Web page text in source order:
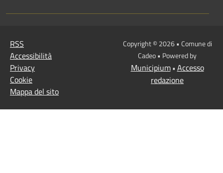
RSS
Accessibilità
Privacy
Cookie
Mappa del sito
Copyright © 2026 • Comune di
Cadeo • Powered by
Municipium• Accesso
redazione